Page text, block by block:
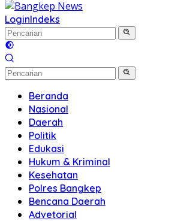
LoginIndeks
Beranda
Nasional
Daerah
Politik
Edukasi
Hukum & Kriminal
Kesehatan
Polres Bangkep
Bencana Daerah
Advetorial